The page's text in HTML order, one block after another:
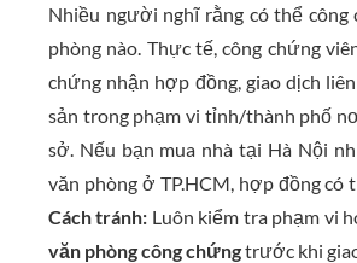
Nhiều người nghĩ rằng có thể
phòng nào. Thực tế, công chứng
chứng nhận hợp đồng, giao dịch
sản trong phạm vi tỉnh/thành phố
sở. Nếu bạn mua nhà tại Hà Nội
văn phòng ở TP.HCM, hợp đồng có
Cách tránh: Luôn kiểm tra phạm vi
văn phòng công chứngtrước khi